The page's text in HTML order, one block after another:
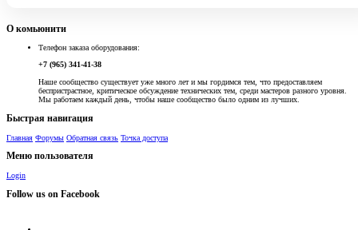
О комьюнити
Телефон заказа оборудования:
+7 (965) 341-41-38
Наше сообщество существует уже много лет и мы гордимся тем, что предоставляем
беспристрастное, критическое обсуждение технических тем, среди мастеров разного уровня.
Мы работаем каждый день, чтобы наше сообщество было одним из лучших.
Быстрая навигация
Главная Форумы Обратная связь Точка доступа
Меню пользователя
Login
Follow us on Facebook